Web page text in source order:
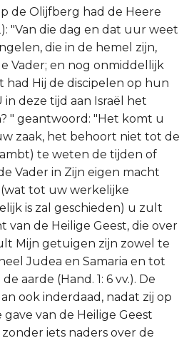
de Olijfberg had de Heere
"Van die dag en dat uur weet
die in de hemel zijn,
Vader; en nog onmiddellijk
had Hij de discipelen op hun
in deze tijd aan Israël het
" geantwoord: "Het komt u
zaak, het behoort niet tot de
te weten de tijden of
Vader in Zijn eigen macht
tot uw werkelijke
is zal geschieden) u zult
van de Heilige Geest, die over
Mijn getuigen zijn zowel te
Judea en Samaria en tot
aarde (Hand. 1: 6 vv.). De
ook inderdaad, nadat zij op
van de Heilige Geest
iets naders over de